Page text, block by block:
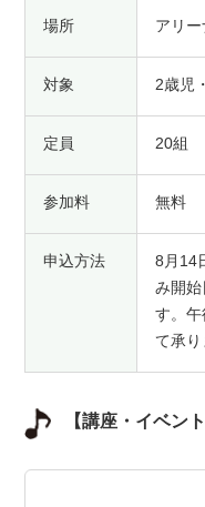
場所 アリー
対象 2歳児
定員 20組
参加料 無料
申込方法
8月14
み開
す。
て承り
【講座・イベン